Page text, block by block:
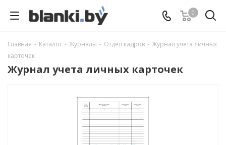
0
Главная - Каталог - Журналы - Отдел кадров - Журнал учета личных
карточек
Журнал учета личных карточек